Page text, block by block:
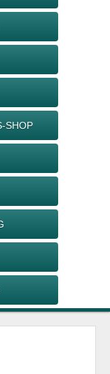
SHOP